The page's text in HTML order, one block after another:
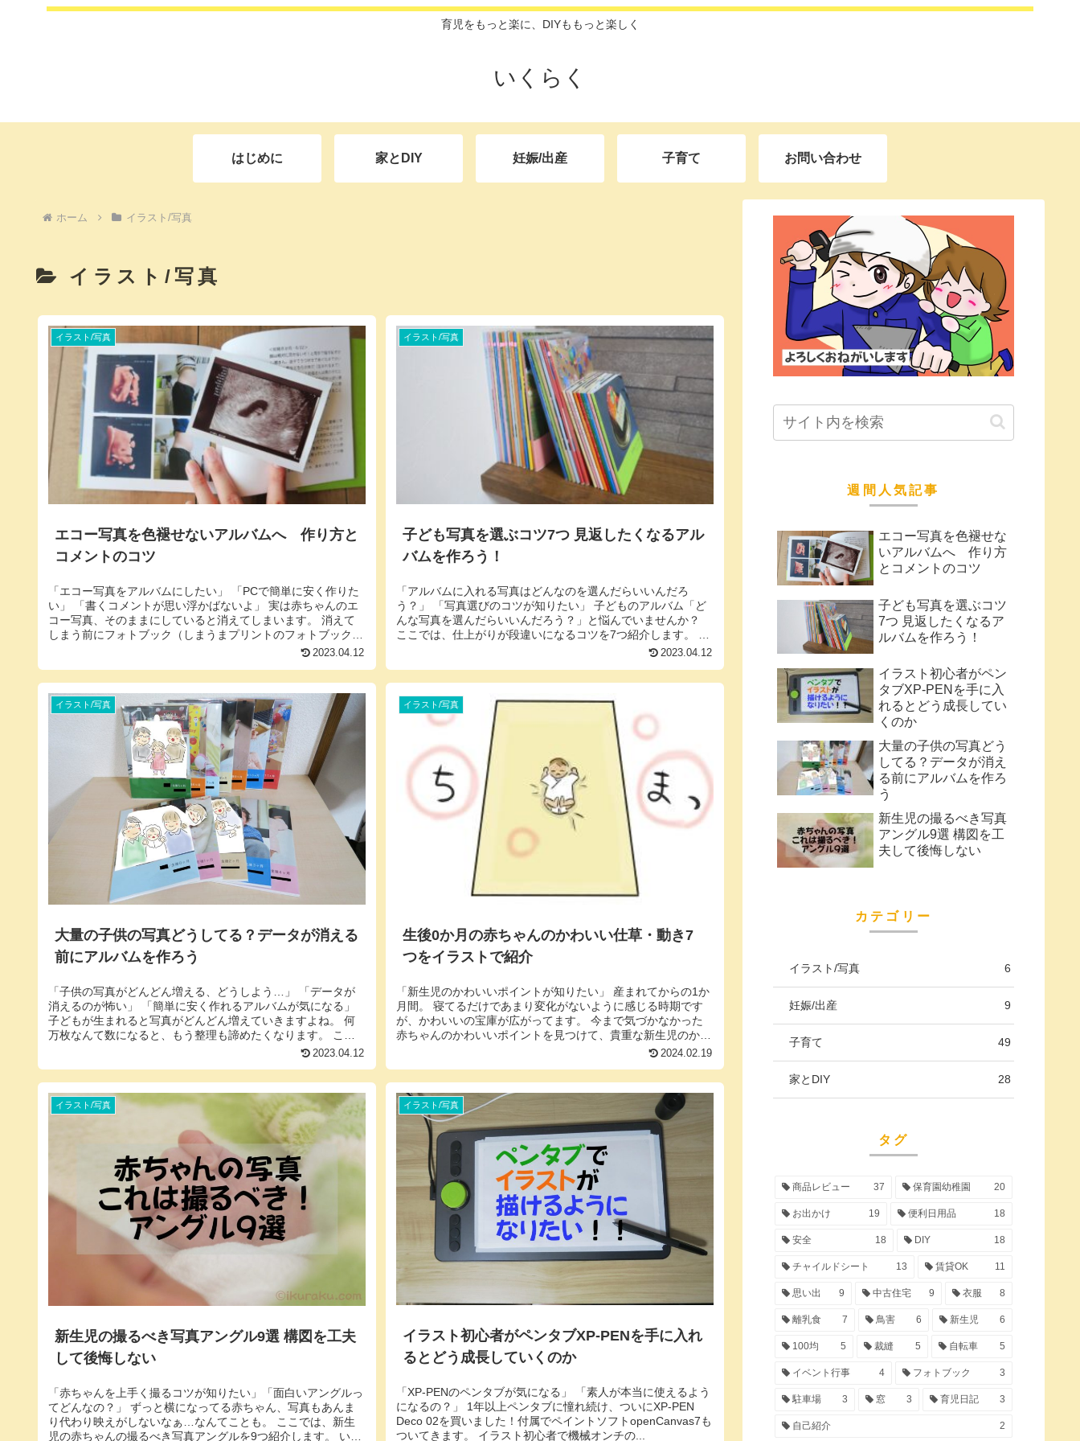
育児をもっと楽に、DIYももっと楽しく
いくらく
はじめに 家とDIY 妊娠/出産 子育て お問い合わせ
ホーム イラスト/写真
イラスト/写真
イラスト/写真
エコー写真を色褪せないアルバムへ 作り方と
コメントのコツ
「エコー写真をアルバムにしたい」 「PCで簡単に安く作りた
い」 「書くコメントが思い浮かばないよ」 実は赤ちゃんのエ
コー写真、そのままにしていると消えてしまいます。 消えて
しまう前にフォトブック（しまうまプリントのフォトブック）
2023.04.12
イラスト/写真
子ども写真を選ぶコツ7つ 見返したくなるアル
バムを作ろう！
「アルバムに入れる写真はどんなのを選んだらいいんだろ
う？」 「写真選びのコツが知りたい」 子どものアルバム「ど
んな写真を選んだらいいんだろう？」と悩んでいませんか？
ここでは、仕上がりが段違いになるコツを7つ紹介します。 ワ
2023.04.12
イラスト/写真
大量の子供の写真どうしてる？データが消える
前にアルバムを作ろう
「子供の写真がどんどん増える、どうしよう…」 「データが
消えるのが怖い」 「簡単に安く作れるアルバムが気になる」
子どもが生まれると写真がどんどん増えていきますよね。 何
万枚なんて数になると、もう整理も諦めたくなります。 ここ
2023.04.12
イラスト/写真
生後0か月の赤ちゃんのかわいい仕草・動き7
つをイラストで紹介
「新生児のかわいいポイントが知りたい」 産まれてからの1か
月間。 寝てるだけであまり変化がないように感じる時期です
が、かわいいの宝庫が広がってます。 今まで気づかなかった
赤ちゃんのかわいいポイントを見つけて、貴重な新生児のかわ
2024.02.19
イラスト/写真
新生児の撮るべき写真アングル9選 構図を工夫
して後悔しない
「赤ちゃんを上手く撮るコツが知りたい」「面白いアングルっ
てどんなの？」 ずっと横になってる赤ちゃん、写真もあんま
り代わり映えがしないなぁ…なんてことも。 ここでは、新生
児の赤ちゃんの撮るべき写真アングルを9つ紹介します。 いろ
イラスト/写真
イラスト初心者がペンタブXP-PENを手に入れ
るとどう成長していくのか
「XP-PENのペンタブが気になる」 「素人が本当に使えるよう
になるの？」 1年以上ペンタブに憧れ続け、ついにXP-PEN
Deco 02を買いました！付属でペイントソフトopenCanvas7も
ついてきます。 イラスト初心者で機械オンチの...
週間人気記事
エコー写真を色褪せな
いアルバムへ 作り方
とコメントのコツ
子ども写真を選ぶコツ
7つ 見返したくなるア
ルバムを作ろう！
イラスト初心者がペン
タブXP-PENを手に入
れるとどう成長してい
くのか
大量の子供の写真どう
してる？データが消え
る前にアルバムを作ろ
う
新生児の撮るべき写真
アングル9選 構図を工
夫して後悔しない
カテゴリー
イラスト/写真 6
妊娠/出産 9
子育て 49
家とDIY 28
タグ
商品レビュー 37 保育園幼稚園 20
お出かけ 19 便利日用品 18
安全 18 DIY 18
チャイルドシート 13 賃貸OK 11
思い出 9 中古住宅 9 衣服 8
離乳食 7 鳥害 6 新生児 6
100均 5 裁縫 5 自転車 5
イベント行事 4 フォトブック 3
駐車場 3 窓 3 育児日記 3
自己紹介 2